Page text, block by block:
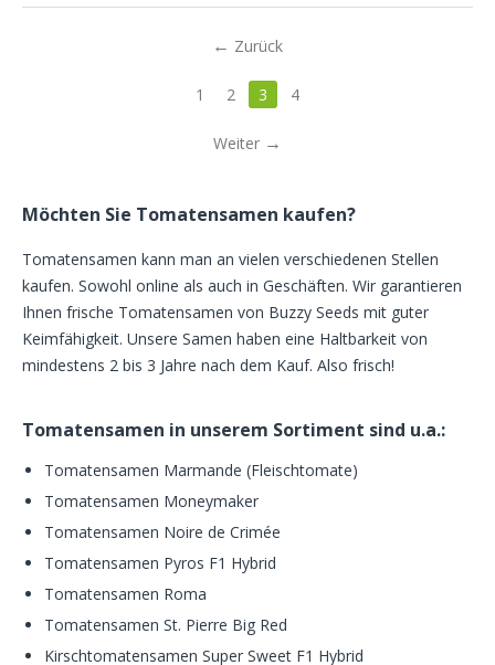
Zurück
1 2 3 4
Weiter
Möchten Sie Tomatensamen kaufen?
Tomatensamen kann man an vielen verschiedenen Stellen
kaufen. Sowohl online als auch in Geschäften. Wir garantieren
Ihnen frische Tomatensamen von Buzzy Seeds mit guter
Keimfähigkeit. Unsere Samen haben eine Haltbarkeit von
mindestens 2 bis 3 Jahre nach dem Kauf. Also frisch!
Tomatensamen in unserem Sortiment sind u.a.:
Tomatensamen Marmande (Fleischtomate)
Tomatensamen Moneymaker
Tomatensamen Noire de Crimée
Tomatensamen Pyros F1 Hybrid
Tomatensamen Roma
Tomatensamen St. Pierre Big Red
Kirschtomatensamen Super Sweet F1 Hybrid